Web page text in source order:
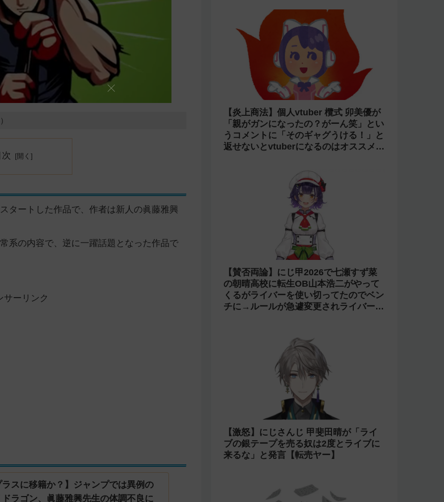
タートした作品で、作者は新人の眞藤雅興
系の内容で、逆に一躍話題となった作品で
サーリンク
スに移籍か？】ジャンプでは異例の
ラゴン、眞藤雅興先生の体調不良に
【炎上】にじさんじ 緑仙が「vtuberで
歌ってる人見たこと無いという理由だけ
で埋もれてる名曲がある」という生成AI
の文章を投稿し叩かれる
【光害】ホロライブ「桃鈴ねね」のライ
ブで改造ペンライトを使う迷惑客が話題
に→「さくらみこ」ライブで禁止に【法
的措置】
【炎上商法】個人vtuber 欖式 卯美優が
「親がガンになったの？がーん笑」とい
うコメントに「そのギャグうける！」と
返せないとvtuberになるのはオススメし
ないと投稿し叩かれる